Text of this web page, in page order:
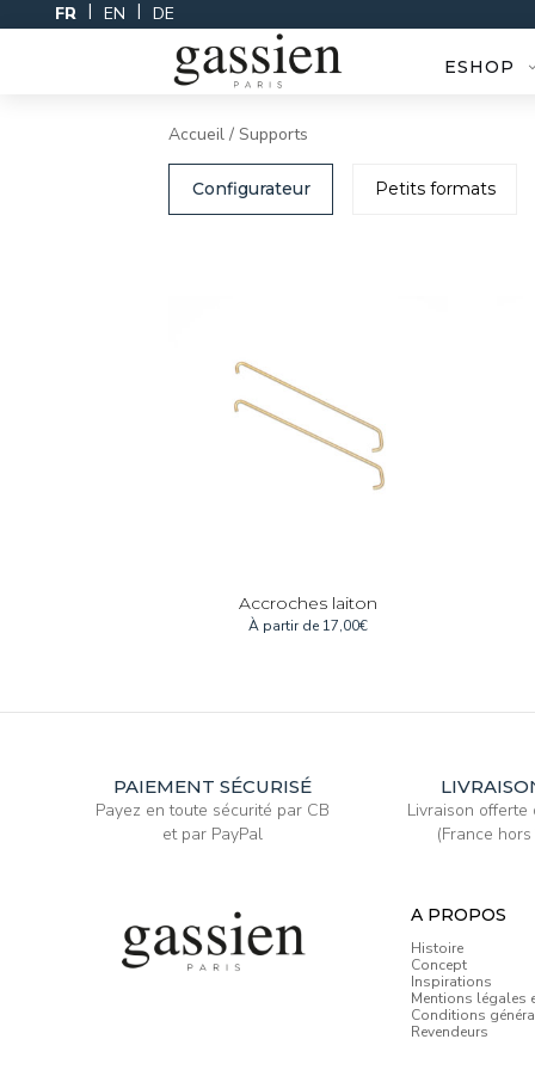
to
FR EN DE
ESHOP
Accueil / Supports
Configurateur Petits formats
Accroches laiton
À partir de 17,00€
PAIEMENT SÉCURISÉ
Payez en toute sécurité par CB
et par PayPal
Livraison offerte
(France
A PROPOS
Histoire
Concept
Inspirations
Mentions légales
Conditions
Revendeurs